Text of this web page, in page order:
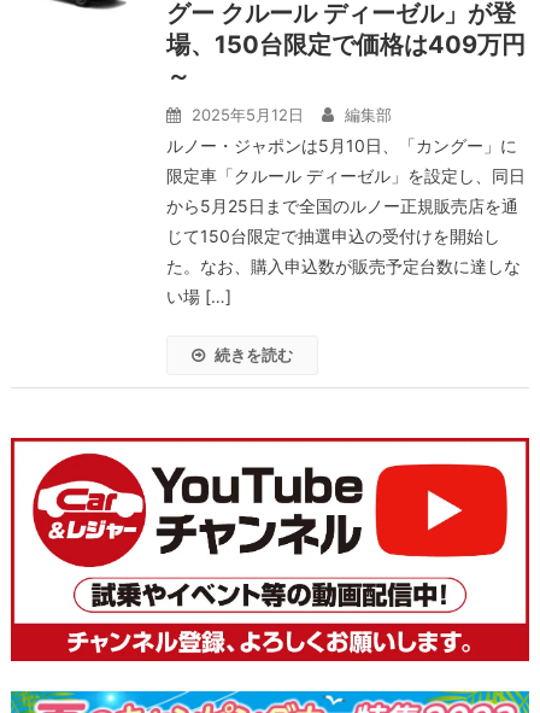
グー クルール ディーゼル」が登
場、150台限定で価格は409万円
～
2025年5月12日 編集部
ルノー・ジャポンは5月10日、「カングー」に
限定車「クルール ディーゼル」を設定し、同日
から5月25日まで全国のルノー正規販売店を通
じて150台限定で抽選申込の受付けを開始し
た。なお、購入申込数が販売予定台数に達しな
い場 […]
続きを読む